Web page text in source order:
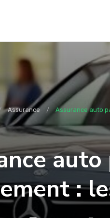
Assurance Assurance auto
auto
: